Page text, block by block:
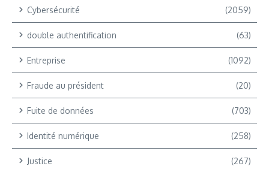
Cybersécurité (2059)
double authentification (63)
Entreprise (1092)
Fraude au président (20)
Fuite de données (703)
Identité numérique (258)
Justice (267)